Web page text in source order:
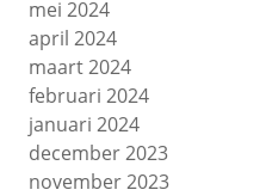
mei 2024
april 2024
maart 2024
februari 2024
januari 2024
december 2023
november 2023